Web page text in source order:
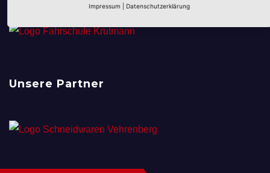
Unsere Partner
Impressum Datenschutzerklärung